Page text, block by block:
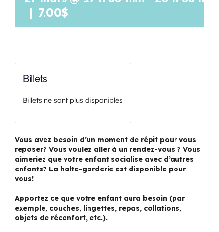
| 7.00$
Billets
Billets ne sont plus disponibles
Vous avez besoin d’un moment de répit pour vous
reposer? Vous voulez aller à un rendez-vous ? Vous
aimeriez que votre enfant socialise avec d’autres
enfants? La halte-garderie est disponible pour
vous!
Apportez ce que votre enfant aura besoin (par
exemple, couches, lingettes, repas, collations,
objets de réconfort, etc.).